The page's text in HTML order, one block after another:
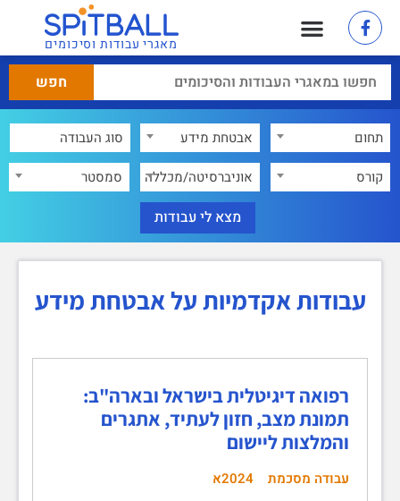
מאגרי עבודות וסיכומים
תחום
אבטחת מידע
קורס
אוניברסיטה/מכללה סמסטר
עבודות אקדמיות על אבטחת מידע
רפואה דיגיטלית בישראל ובארה"ב:
תמונת מצב, חזון לעתיד, אתגרים
והמלצות ליישום
עבודה מסכמת 2024א